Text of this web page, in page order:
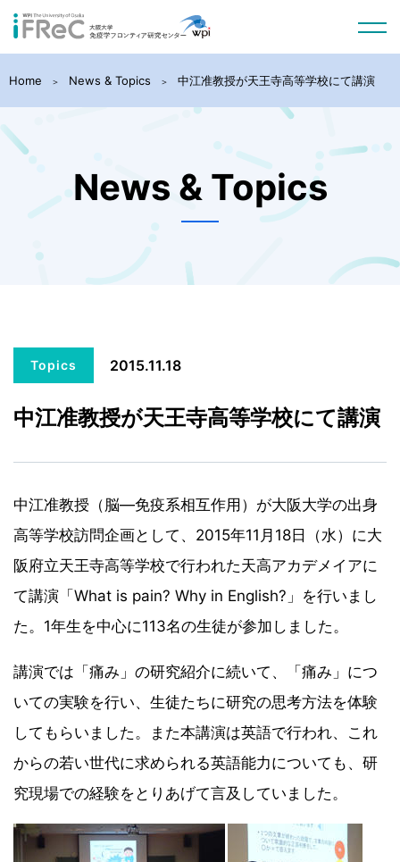
Home News & Topics 中江准教授が天王寺高等学校にて講演
News & Topics
Topics 2015.11.18
中江准教授が天王寺高等学校にて講演
中江准教授（脳―免疫系相互作用）が大阪大学の出身
高等学校訪問企画として、2015年11月18日（水）に大
阪府立天王寺高等学校で行われた天高アカデメイアに
て講演「What is pain? Why in English?」を行いまし
た。1年生を中心に113名の生徒が参加しました。
講演では「痛み」の研究紹介に続いて、「痛み」につ
いての実験を行い、生徒たちに研究の思考方法を体験
してもらいました。また本講演は英語で行われ、これ
からの若い世代に求められる英語能力についても、研
究現場での経験をとりあげて言及していました。